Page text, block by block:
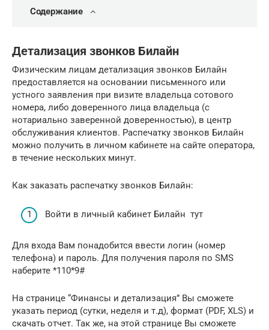
Содержание
Детализация звонков Билайн
Физическим лицам детализация звонков Билайн
предоставляется на основании письменного или
устного заявления при визите владельца сотового
номера, либо доверенного лица владельца (с
нотариально заверенной доверенностью), в центр
обслуживания клиентов. Распечатку звонков Билайн
можно получить в личном кабинете на сайте оператора,
в течение нескольких минут.
Как заказать распечатку звонков Билайн:
Войти в личный кабинет Билайн тут
Для входа Вам понадобится ввести логин (номер
телефона) и пароль. Для получения пароля по SMS
наберите *110*9#
На странице “Финансы и детализация” Вы сможете
указать период (сутки, неделя и т.д), формат (PDF, XLS) и
скачать отчет. Так же, на этой странице Вы сможете